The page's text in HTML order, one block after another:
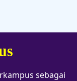
sebagai